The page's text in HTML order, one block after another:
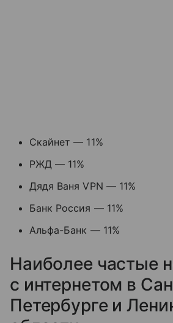
Скайнет — 11%
РЖД — 11%
Дядя Ваня VPN — 11%
Банк Россия — 11%
Альфа-Банк — 11%
Наиболее частые
с интернетом в
Петербурге и